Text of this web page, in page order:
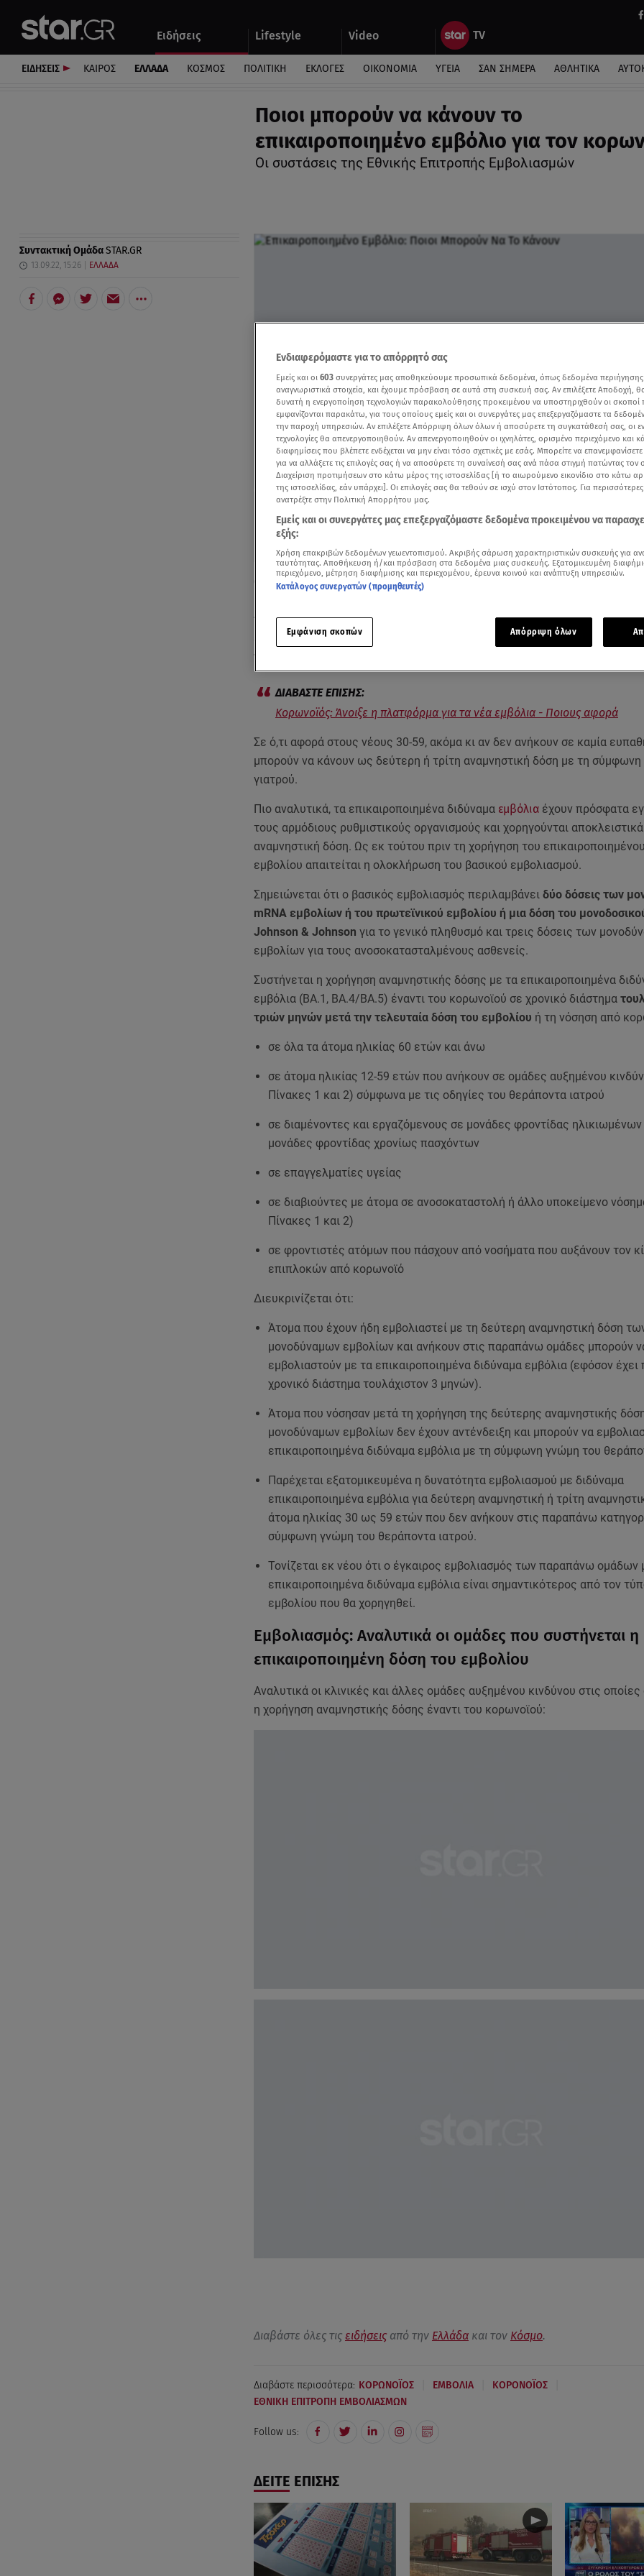
Ειδήσεις Lifestyle Video
Αυτοκίνητο
ΕΙΔΗΣΕΙΣ ΚΑΙΡΟΣ ΕΛΛΑΔΑ ΚΟΣΜΟΣ ΠΟΛΙΤΙΚΗ ΕΚΛΟΓΕΣ ΟΙΚΟΝΟΜΙΑ ΥΓΕΙΑ ΣΑΝ ΣΗΜΕΡΑ ΑΘΛΗΤΙΚΑ
Ποιοι μπορούν να κάνουν το
επικαιροποιημένο εμβόλιο για τον
Οι συστάσεις της Εθνικής Επιτροπής Εμβολιασμών
Συντακτική ΟμάδαSTAR.GR
13.09.22, 15:26 ΕΛΛΑΔΑ
Δείτε περισσότερα άρθρα μας στα αποτελέσματα αναζήτησης
Οδηγίες για την πέμπτη δόση του επικαιροποιημένου εμβολίου
εξέδωσε
τέσσερις δόσεις, να προχωρήσουν σε εμβολιασμό μετά από τρεις μήνες,
έχουν κάνει τέσσερις δόσεις και έχουν νοσήσει, μπορούν επίσης να
το ραντεβού τους για τρεις μήνες μετά τη νόσηση.
Κορωνοϊός: Άνοιξε η πλατφόρμα για τα νέα εμβόλια - Ποιους αφορά
Σε ό,τι αφορά στους νέους 30-59, ακόμα κι αν δεν ανήκουν σε καμία
μπορούν να κάνουν ως δεύτερη ή τρίτη αναμνηστική δόση με τη
γιατρού.
Πιο αναλυτικά, τα επικαιροποιημένα διδύναμα εμβόλια έχουν πρόσφατα
τους αρμόδιους ρυθμιστικούς οργανισμούς και χορηγούνται
αναμνηστική δόση. Ως εκ τούτου πριν τη χορήγηση του
εμβολίου απαιτείται η ολοκλήρωση του βασικού εμβολιασμού.
Σημειώνεται ότι ο βασικός εμβολιασμός περιλαμβάνειδύο δόσεις των
mRNA εμβολίων ή του πρωτεϊνικού εμβολίου ή μια δόση του
Johnson & Johnson για το γενικό πληθυσμό και τρεις δόσεις των
εμβολίων για τους ανοσοκατασταλμένους ασθενείς.
Συστήνεται η χορήγηση αναμνηστικής δόσης με τα επικαιροποιημένα
εμβόλια (ΒΑ.1, ΒΑ.4/ΒΑ.5) έναντι του κορωνοϊού σε χρονικό διάστημα
τριών μηνών μετά την τελευταία δόση του εμβολίου ή τη νόσηση από
σε όλα τα άτομα ηλικίας 60 ετών και άνω
σε άτομα ηλικίας 12-59 ετών που ανήκουν σε ομάδες αυξημένου
Πίνακες 1 και 2) σύμφωνα με τις οδηγίες του θεράποντα ιατρού
σε διαμένοντες και εργαζόμενους σε μονάδες φροντίδας
μονάδες φροντίδας χρονίως πασχόντων
σε επαγγελματίες υγείας
σε διαβιούντες με άτομα σε ανοσοκαταστολή ή άλλο υποκείμενο
Πίνακες 1 και 2)
σε φροντιστές ατόμων που πάσχουν από νοσήματα που αυξάνουν τον
επιπλοκών από κορωνοϊό
Διευκρινίζεται ότι:
Άτομα που έχουν ήδη εμβολιαστεί με τη δεύτερη αναμνηστική δόση
μονοδύναμων εμβολίων και ανήκουν στις παραπάνω ομάδες μπορούν
εμβολιαστούν με τα επικαιροποιημένα διδύναμα εμβόλια (εφόσον έχει
χρονικό διάστημα τουλάχιστον 3 μηνών).
Άτομα που νόσησαν μετά τη χορήγηση της δεύτερης αναμνηστικής
μονοδύναμων εμβολίων δεν έχουν αντένδειξη και μπορούν να
επικαιροποιημένα διδύναμα εμβόλια με τη σύμφωνη γνώμη του
Παρέχεται εξατομικευμένα η δυνατότητα εμβολιασμού με διδύναμα
επικαιροποιημένα εμβόλια για δεύτερη αναμνηστική ή τρίτη
άτομα ηλικίας 30 ως 59 ετών που δεν ανήκουν στις παραπάνω
σύμφωνη γνώμη του θεράποντα ιατρού.
Τονίζεται εκ νέου ότι ο έγκαιρος εμβολιασμός των παραπάνω ομάδων
επικαιροποιημένα διδύναμα εμβόλια είναι σημαντικότερος από τον
εμβολίου που θα χορηγηθεί.
Εμβολιασμός: Αναλυτικά οι ομάδες που συστήνεται η
επικαιροποιημένη δόση του εμβολίου
Αναλυτικά οι κλινικές και άλλες ομάδες αυξημένου κινδύνου στις οποίες
η χορήγηση αναμνηστικής δόσης έναντι του κορωνοϊού:
Διαβάστε όλες τις ειδήσειςαπό την Ελλάδακαι τον Κόσμο.
Διαβάστε περισσότερα: ΚΟΡΩΝΟΪΟΣ ΕΜΒΟΛΙΑ ΚΟΡΟΝΟΪΟΣ
ΕΘΝΙΚΗ ΕΠΙΤΡΟΠΗ ΕΜΒΟΛΙΑΣΜΩΝ
Follow us:
ΔΕΙΤΕ ΕΠΙΣΗΣ
Ενδιαφερόμαστε για το απόρρητό σας
Εμείς και οι 603 συνεργάτες μας αποθηκεύουμε προσωπικά δεδομένα, όπως δεδομένα
αναγνωριστικά στοιχεία, και έχουμε πρόσβαση σε αυτά στη συσκευή σας. Αν επιλέξετε Αποδοχή,
δυνατή η ενεργοποίηση τεχνολογιών παρακολούθησης προκειμένου να υποστηριχθούν οι σκοποί
εμφανίζονται παρακάτω, για τους οποίους εμείς και οι συνεργάτες μας επεξεργαζόμαστε τα
την παροχή υπηρεσιών. Αν επιλέξετε Απόρριψη όλων όλων ή αποσύρετε τη συγκατάθεσή σας, οι
τεχνολογίες θα απενεργοποιηθούν. Αν απενεργοποιηθούν οι ιχνηλάτες, ορισμένο περιεχόμενο και
διαφημίσεις που βλέπετε ενδέχεται να μην είναι τόσο σχετικές με εσάς. Μπορείτε να
για να αλλάξετε τις επιλογές σας ή να αποσύρετε τη συναίνεσή σας ανά πάσα στιγμή πατώντας τον
Διαχείριση προτιμήσεων στο κάτω μέρος της ιστοσελίδας [ή το αιωρούμενο εικονίδιο στο κάτω
της ιστοσελίδας, εάν υπάρχει]. Οι επιλογές σας θα τεθούν σε ισχύ στον Ιστότοπος. Για
ανατρέξτε στην Πολιτική Απορρήτου μας.
Εμείς και οι συνεργάτες μας επεξεργαζόμαστε δεδομένα προκειμένου να
εξής:
Χρήση επακριβών δεδομένων γεωεντοπισμού. Ακριβής σάρωση χαρακτηριστικών συσκευής για
ταυτότητας. Αποθήκευση ή/και πρόσβαση στα δεδομένα μιας συσκευής. Εξατομικευμένη
περιεχόμενο, μέτρηση διαφήμισης και περιεχομένου, έρευνα κοινού και ανάπτυξη υπηρεσιών.
Κατάλογος συνεργατών (προμηθευτές)
Εμφάνιση σκοπών Απόρριψη όλων